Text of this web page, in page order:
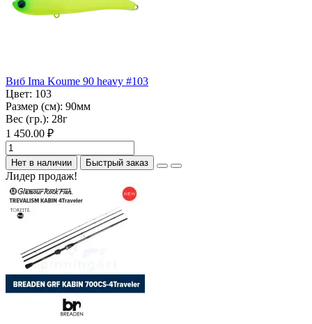
Виб Ima Koume 90 heavy #103
Цвет: 103
Размер (см): 90мм
Вес (гр.): 28г
1 450.00 ₽
Нет в наличии Быстрый заказ
Лидер продаж!